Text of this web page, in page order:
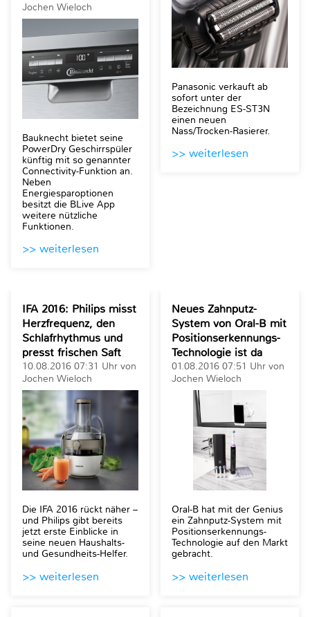
Jochen Wieloch
Bauknecht bietet seine
PowerDry Geschirrspüler
künftig mit so genannter
Connectivity-Funktion an.
Neben
Energiesparoptionen
besitzt die BLive App
weitere nützliche
Funktionen.
>> weiterlesen
Panasonic verkauft ab
sofort unter der
Bezeichnung ES-ST3N
einen neuen
Nass/Trocken-Rasierer.
>> weiterlesen
IFA 2016: Philips misst
Herzfrequenz, den
Schlafrhythmus und
presst frischen Saft
10.08.2016 07:31 Uhr von
Jochen Wieloch
Die IFA 2016 rückt näher –
und Philips gibt bereits
jetzt erste Einblicke in
seine neuen Haushalts-
und Gesundheits-Helfer.
>> weiterlesen
Neues Zahnputz-
System von Oral-B mit
Positionserkennungs-
Technologie ist da
01.08.2016 07:51 Uhr von
Jochen Wieloch
Oral-B hat mit der Genius
ein Zahnputz-System mit
Positionserkennungs-
Technologie auf den Markt
gebracht.
>> weiterlesen